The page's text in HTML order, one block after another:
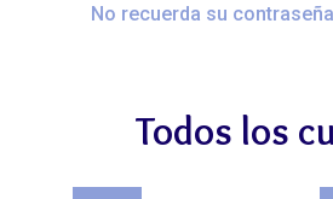
No recuerda su
Todos los